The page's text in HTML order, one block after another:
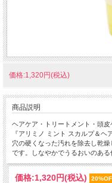
価格:1,320円(税込)
商品説明
ヘアケア・トリートメント・頭
『アリミノ ミント スカルプ＆
穴の硬くなった汚れを除去し乾
です。しなやかでうるおいのある
価格:1,320円(税込)